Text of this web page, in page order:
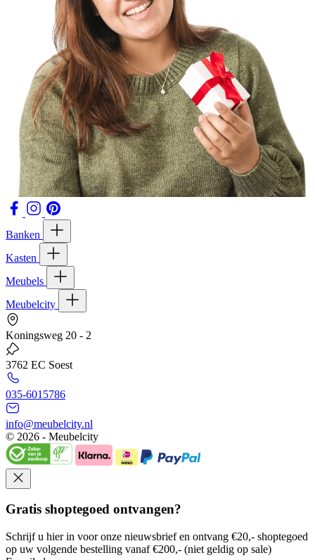
Banken
Kasten
Meubels
Meubelcity
Koningsweg 20 - 2
3762 EC Soest
035-6015786
info@meubelcity.nl
© 2026 - Meubelcity
Gratis shoptegoed ontvangen?
Schrijf u hier in voor onze nieuwsbrief en ontvang €20,- shoptegoed
op uw volgende bestelling vanaf €200,- (niet geldig op sale)